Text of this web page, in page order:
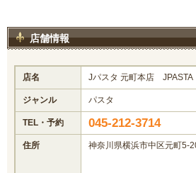
店舗情報
店名 Jパスタ 元町本店 JPASTA
ジャンル パスタ
TEL・予約 045-212-3714
住所 神奈川県横浜市中区元町